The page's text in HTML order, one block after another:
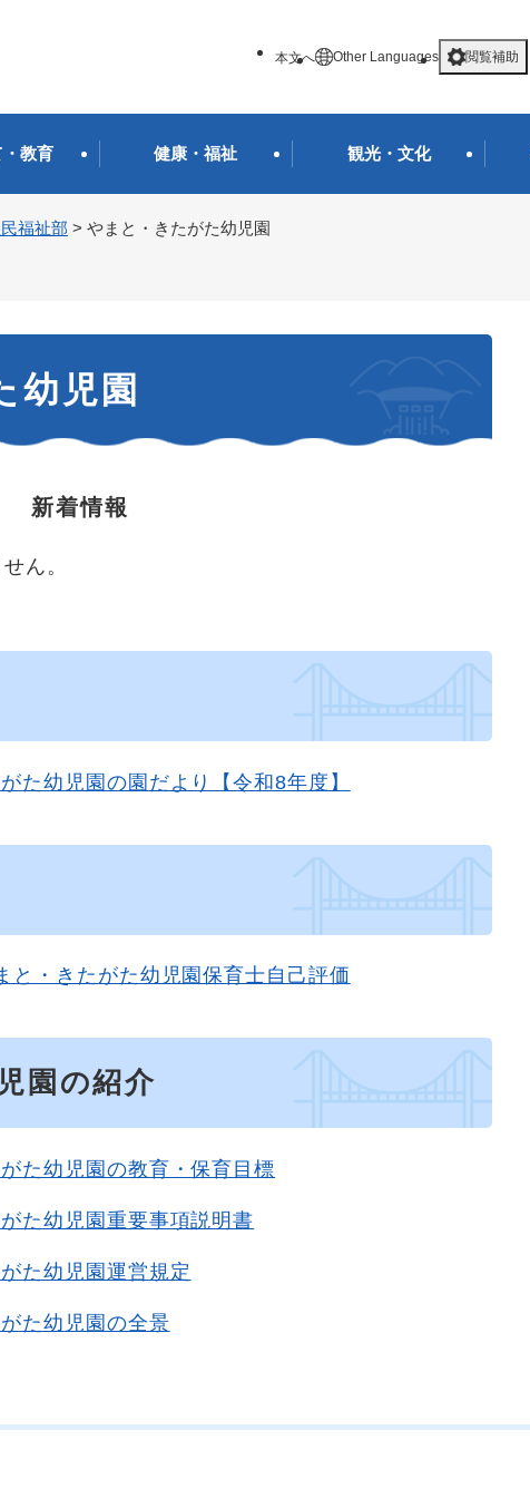
本文へ Other Languages 閲覧補助
教育 健康・福祉 観光・文化
福祉部 > やまと・きたがた幼児園
幼児園
新着情報
ん。
た幼児園の園だより【令和8年度】
と・きたがた幼児園保育士自己評価
園の紹介
た幼児園の教育・保育目標
た幼児園重要事項説明書
た幼児園運営規定
た幼児園の全景